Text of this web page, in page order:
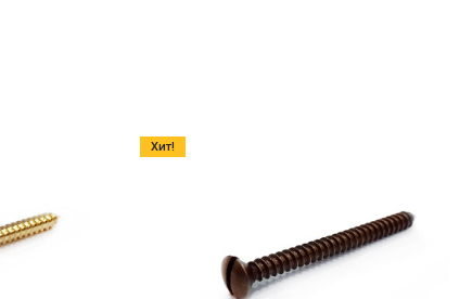
Хит!